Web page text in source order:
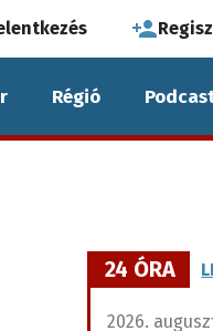
Régió
24 ÓRA
2026.